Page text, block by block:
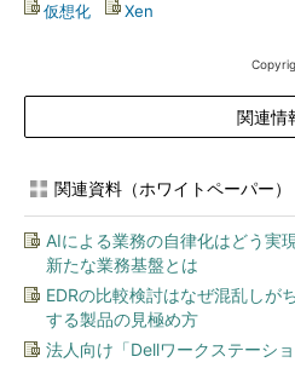
仮想化 Xen
関連情
関連資料（ホワイトペーパー）
AIによる業務の自律化はどう
新たな業務基盤とは
EDRの比較検討はなぜ混乱し
する製品の見極め方
法人向け「Dellワークステーシ